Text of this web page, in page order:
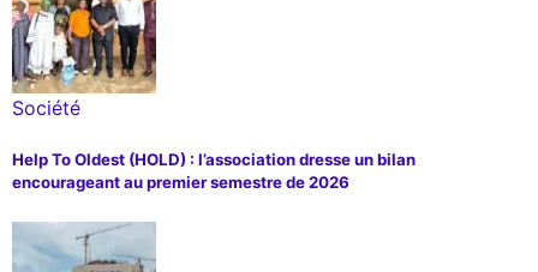
Société
Help To Oldest (HOLD) : l’association dresse un bilan
encourageant au premier semestre de 2026